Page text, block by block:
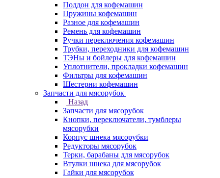
Поддон для кофемашин
Пружины кофемашин
Разное для кофемашин
Ремень для кофемашин
Ручки переключения кофемашин
Трубки, переходники для кофемашин
ТЭНы и бойлеры для кофемашин
Уплотнители, прокладки кофемашин
Фильтры для кофемашин
Шестерни кофемашин
Запчасти для мясорубок
Назад
Запчасти для мясорубок
Кнопки, переключатели, тумблеры
мясорубки
Корпус шнека мясорубки
Редукторы мясорубок
Терки, барабаны для мясорубок
Втулки шнека для мясорубок
Гайки для мясорубок